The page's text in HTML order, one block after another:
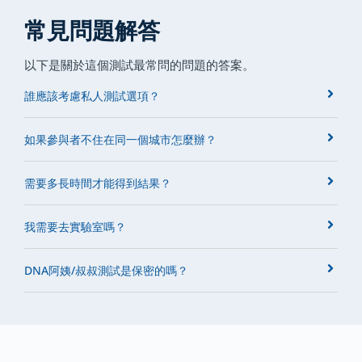
常見問題解答
以下是關於這個測試最常問的問題的答案。
誰應該考慮私人測試選項？
如果參與者不住在同一個城市怎麼辦？
需要多長時間才能得到結果？
我需要去實驗室嗎？
DNA阿姨/叔叔測試是保密的嗎？